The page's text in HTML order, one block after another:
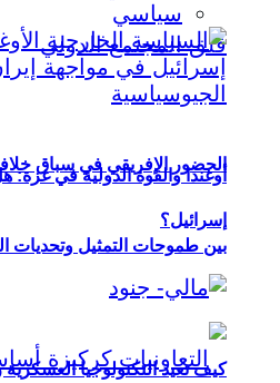
الحضور الإفريقي في سباق
بين طموحات التمثيل وتحديات
سياسي
أوغندا والقوة الدولية في
إسرائيل؟
كيف تعيد التكنولوجيا